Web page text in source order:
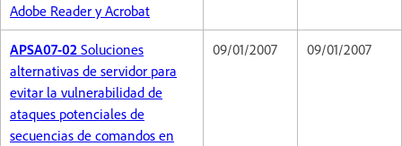
Adobe Reader y Acrobat
APSA07-02 Soluciones
alternativas de servidor para
evitar la vulnerabilidad de
ataques potenciales de
secuencias de comandos en
09/01/2007 09/01/2007